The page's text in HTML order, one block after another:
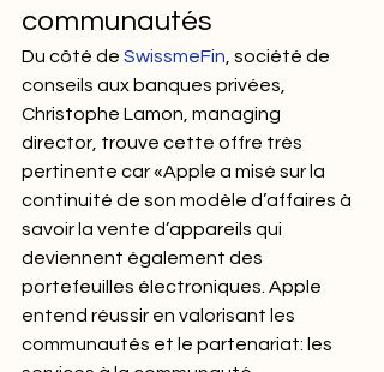
communautés
Du côté de SwissmeFin , société de
conseils aux banques privées,
Christophe Lamon, managing
director, trouve cette offre très
pertinente car «Apple a misé sur la
continuité de son modèle d’affaires à
savoir la vente d’appareils qui
deviennent également des
portefeuilles électroniques. Apple
entend réussir en valorisant les
communautés et le partenariat: les